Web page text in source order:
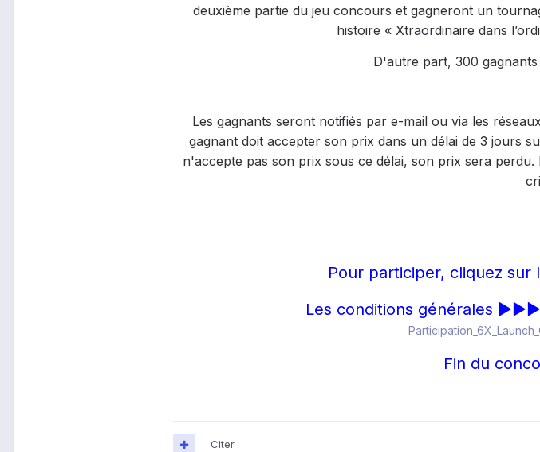
deuxième partie du jeu concours et gagneront un
histoire « Xtraordinaire dans
D'autre part, 300
Les gagnants seront notifiés par e-mail ou via les
gagnant doit accepter son prix dans un délai de 3 jours
n'accepte pas son prix sous ce délai, son prix sera
Pour participer, cliquez
Les conditions générales ►►►
Fin du
Citer